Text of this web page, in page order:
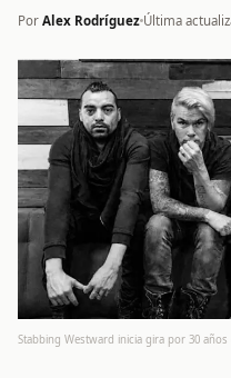
Por Alex Rodríguez Última
Stabbing Westward inicia gira por 30